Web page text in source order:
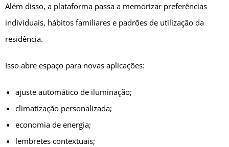
Além disso, a plataforma passa a memorizar preferências
individuais, hábitos familiares e padrões de utilização da
residência.
Isso abre espaço para novas aplicações:
ajuste automático de iluminação;
climatização personalizada;
economia de energia;
lembretes contextuais;